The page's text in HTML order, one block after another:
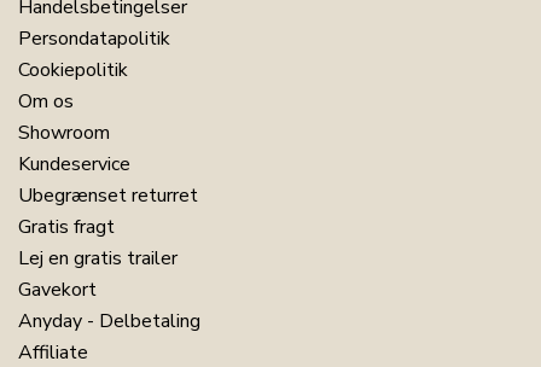
Handelsbetingelser
Persondatapolitik
Cookiepolitik
Om os
Showroom
Kundeservice
Ubegrænset returret
Gratis fragt
Lej en gratis trailer
Gavekort
Anyday - Delbetaling
Affiliate